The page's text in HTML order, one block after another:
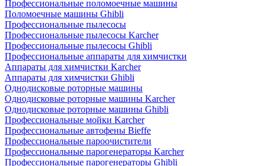
Профессиональные поломоечные машины
Поломоечные машины Ghibli
Профессиональные пылесосы
Профессиональные пылесосы Karcher
Профессиональные пылесосы Ghibli
Профессиональные аппараты для химчистки
Аппараты для химчистки Karcher
Аппараты для химчистки Ghibli
Однодисковые роторные машины
Однодисковые роторные машины Karcher
Однодисковые роторные машины Ghibli
Профессиональные мойки Karcher
Профессиональные автофены Bieffe
Профессиональные пароочистители
Профессиональные парогенераторы Karcher
Профессиональные парогенераторы Ghibli